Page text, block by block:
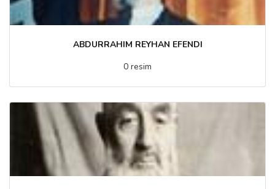
ABDURRAHIM REYHAN EFENDI
0 resim